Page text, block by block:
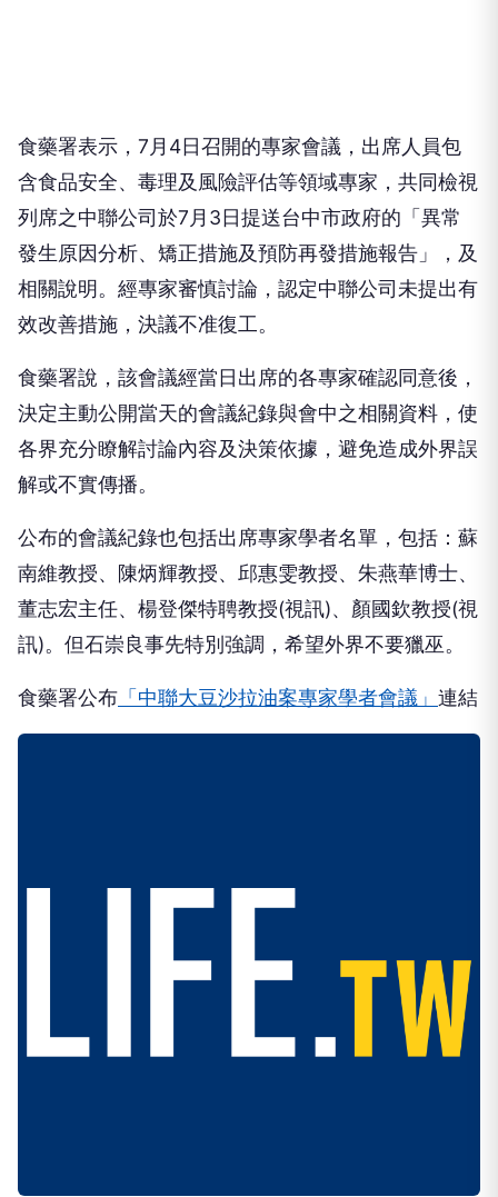
食藥署表示，7月4日召開的專家會議，出席人員包
含食品安全、毒理及風險評估等領域專家，共同檢視
列席之中聯公司於7月3日提送台中市政府的「異常
發生原因分析、矯正措施及預防再發措施報告」，及
相關說明。經專家審慎討論，認定中聯公司未提出有
效改善措施，決議不准復工。
食藥署說，該會議經當日出席的各專家確認同意後，
決定主動公開當天的會議紀錄與會中之相關資料，使
各界充分瞭解討論內容及決策依據，避免造成外界誤
解或不實傳播。
公布的會議紀錄也包括出席專家學者名單，包括：蘇
南維教授、陳炳輝教授、邱惠雯教授、朱燕華博士、
董志宏主任、楊登傑特聘教授(視訊)、顏國欽教授(視
訊)。但石崇良事先特別強調，希望外界不要獵巫。
食藥署公布 「中聯大豆沙拉油案專家學者會議」 連結